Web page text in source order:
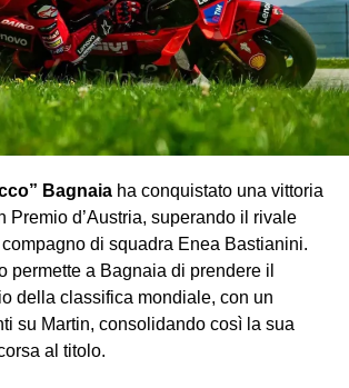
Bagnaiaha conquistato una vittoria
Premio d’Austria, superando il rivale
di squadra Enea Bastianini.
permette a Bagnaia di prendere il
della classifica mondiale, con un
su Martin, consolidando così la sua
al titolo.